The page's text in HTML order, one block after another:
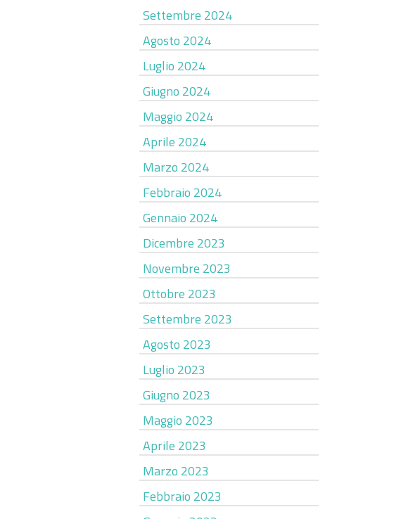
Settembre 2024
Agosto 2024
Luglio 2024
Giugno 2024
Maggio 2024
Aprile 2024
Marzo 2024
Febbraio 2024
Gennaio 2024
Dicembre 2023
Novembre 2023
Ottobre 2023
Settembre 2023
Agosto 2023
Luglio 2023
Giugno 2023
Maggio 2023
Aprile 2023
Marzo 2023
Febbraio 2023